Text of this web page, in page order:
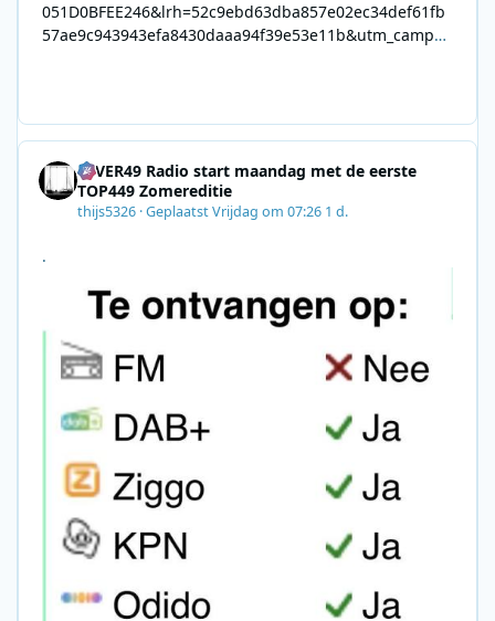
051D0BFEE246&lrh=52c9ebd63dba857e02ec34def61fb
57ae9c943943efa8430daaa94f39e53e11b&utm_campai
8F09201A140D&utm_source=SmartBrief
4EVER49 Radio start maandag met de eerste
TOP449 Zomereditie
thijs5326 ·GeplaatstVrijdag om 07:26 1 d.
.